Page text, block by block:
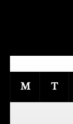
M T